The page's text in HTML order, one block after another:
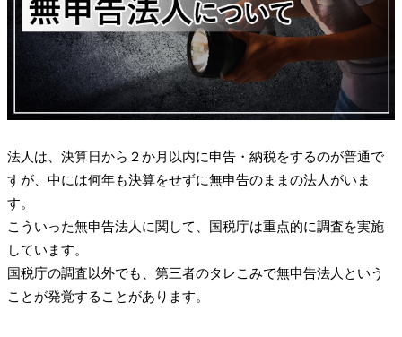
法人は、決算日から２か月以内に申告・納税をするのが普通で
すが、中には何年も決算をせずに無申告のままの法人がいま
す。
こういった無申告法人に関して、国税庁は重点的に調査を実施
しています。
国税庁の調査以外でも、第三者のタレこみで無申告法人という
ことが発覚することがあります。